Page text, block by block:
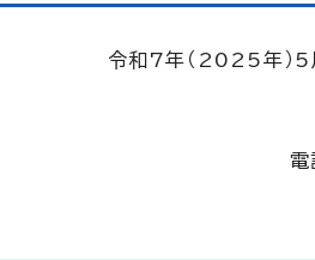
令和7年（2025年）5